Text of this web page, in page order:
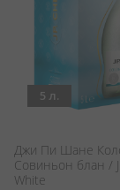
5 л.
Джи Пи Шане
Совиньон блан /
White